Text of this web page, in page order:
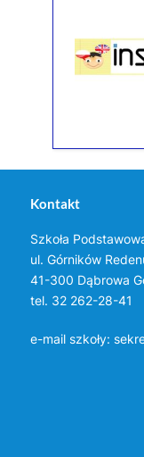
Kontakt
Szkoła
ul. Górników
41-300 Dąbrowa
tel. 32 262-28-41
e-mail szkoły: